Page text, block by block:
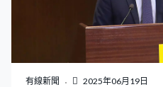
加租，藉口就是『我要被人
建國期望將於月底終止、為
可以延續，減輕潛在負擔。
好，安置受影響劏房租客。
「可不可以在現有過渡房屋
有線新聞 2025年06月19日